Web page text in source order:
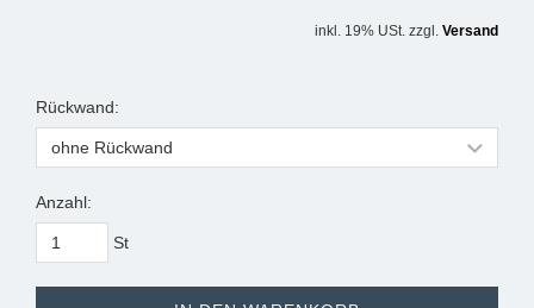
inkl. 19% USt. zzgl. Versand
Rückwand:
Anzahl:
St